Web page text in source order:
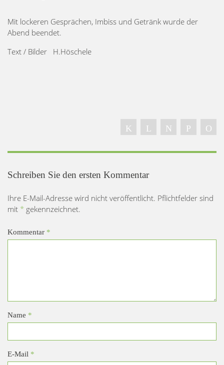
Mit lockeren Gesprächen, Imbiss und Getränk wurde der
Abend beendet.
Text / Bilder H.Höschele
Schreiben Sie den ersten Kommentar
Ihre E-Mail-Adresse wird nicht veröffentlicht. Pflichtfelder sind
mit * gekennzeichnet.
Kommentar *
Name *
E-Mail *